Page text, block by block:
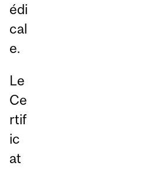
édi
cal
e.
Le
Ce
rtif
ic
at